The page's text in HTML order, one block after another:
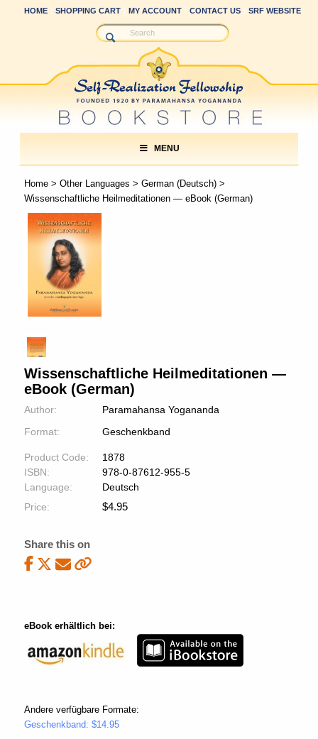
HOME SHOPPING CART MY ACCOUNT CONTACT US SRF WEBSITE
MENU
Home> Other Languages > German (Deutsch)>
Wissenschaftliche Heilmeditationen — eBook (German)
Wissenschaftliche Heilmeditationen —
eBook (German)
Author:
Paramahansa Yogananda
Format:
Geschenkband
Product Code:
1878
ISBN:
978-0-87612-955-5
Language:
Deutsch
Price:
$4.95
Share this on
eBook erhältlich bei:
Andere verfügbare Formate:
Geschenkband: $14.95